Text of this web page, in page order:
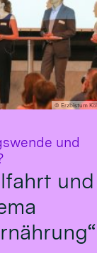
© Erzbistum
und
und